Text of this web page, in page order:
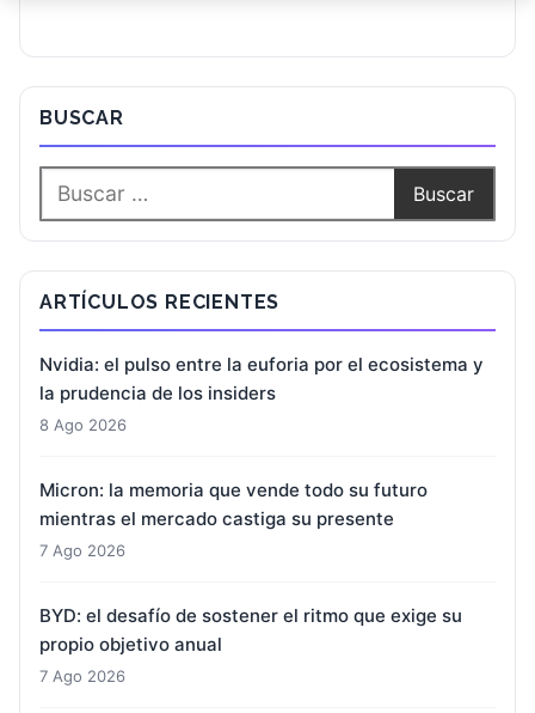
BUSCAR
ARTÍCULOS RECIENTES
Nvidia: el pulso entre la euforia por el ecosistema y
la prudencia de los insiders
8 Ago 2026
Micron: la memoria que vende todo su futuro
mientras el mercado castiga su presente
7 Ago 2026
BYD: el desafío de sostener el ritmo que exige su
propio objetivo anual
7 Ago 2026